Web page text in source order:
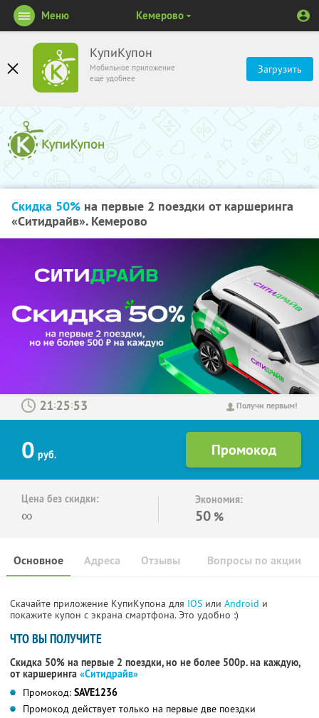
КупиКупон
Мобильное приложение
ещё удобнее
Загрузить
Меню Кемерово
Скидка 50% на первые 2 поездки от каршеринга
«Ситидрайв». Кемерово
Получи первым!
: :
0 руб.
Цена без скидки:
∞
Экономия:
50 %
Основное Отзывы Вопросы по акции
Адреса
Скачайте приложение КупиКупона для IOS или Android и
покажите купон с экрана смартфона. Это удобно :)
ЧТО ВЫ ПОЛУЧИТЕ
Скидка 50% на первые 2 поездки, но не более 500р. на каждую,
от каршеринга «Ситидрайв»
Промокод: SAVE1236
Промокод действует только на первые две поездки